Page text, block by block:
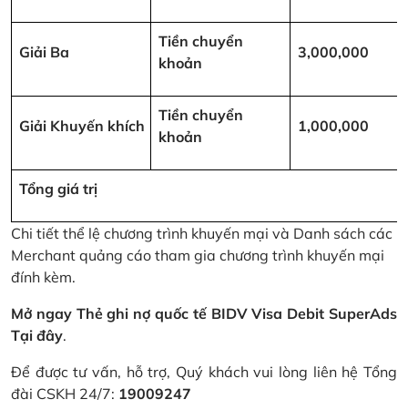
Giải Ba
Tiền chuyển
khoản
3,000,000
Giải Khuyến khích
Tiền chuyển
khoản
1,000,000
Tổng giá trị
Chi tiết thể lệ chương trình khuyến mại và Danh sách các
Merchant quảng cáo tham gia chương trình khuyến mại
đính kèm.
Mở ngay Thẻ ghi nợ quốc tế BIDV Visa Debit SuperAds
Tại đây.
Để được tư vấn, hỗ trợ, Quý khách vui lòng liên hệ Tổng
đài CSKH 24/7: 19009247